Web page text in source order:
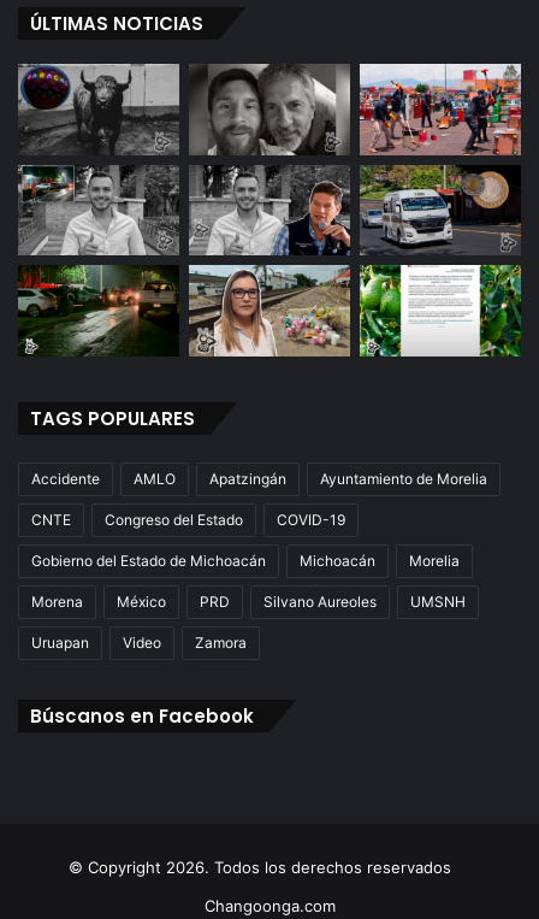
ÚLTIMAS NOTICIAS
TAGS POPULARES
Accidente AMLO Apatzingán Ayuntamiento de Morelia
CNTE Congreso del Estado COVID-19
Gobierno del Estado de Michoacán Michoacán Morelia
Morena México PRD Silvano Aureoles UMSNH
Uruapan Video Zamora
Búscanos en Facebook
© Copyright 2026. Todos los derechos reservados
Changoonga.com